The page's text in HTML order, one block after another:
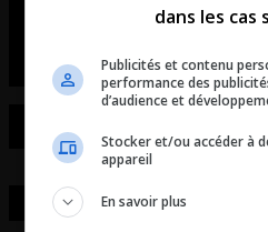
La chronique de Sarah-
dans les cas
Publicités et contenu
performance des
d’audience et
Stocker et/ou accéder à
appareil
En savoir plus